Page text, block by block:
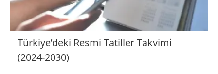
Türkiye’deki Resmi Tatiller Takvimi
(2024-2030)